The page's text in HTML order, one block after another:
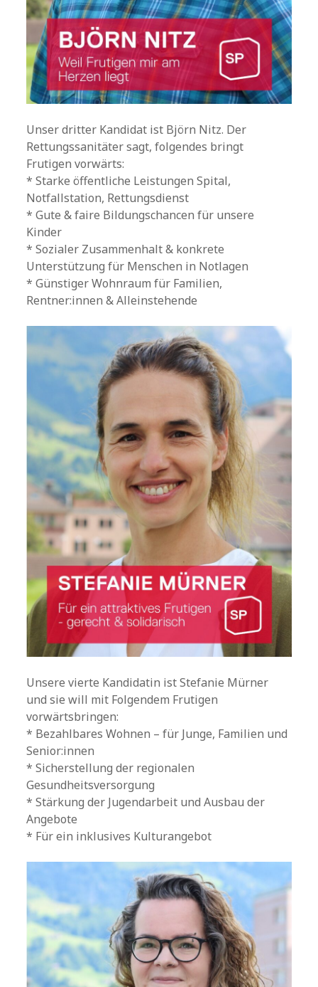
Unser dritter Kandidat ist Björn Nitz. Der
Rettungssanitäter sagt, folgendes bringt
Frutigen vorwärts:
* Starke öffentliche Leistungen Spital,
Notfallstation, Rettungsdienst
* Gute & faire Bildungschancen für unsere
Kinder
* Sozialer Zusammenhalt & konkrete
Unterstützung für Menschen in Notlagen
* Günstiger Wohnraum für Familien,
Rentner:innen & Alleinstehende
Unsere vierte Kandidatin ist Stefanie Mürner
und sie will mit Folgendem Frutigen
vorwärtsbringen:
* Bezahlbares Wohnen – für Junge, Familien und
Senior:innen
* Sicherstellung der regionalen
Gesundheitsversorgung
* Stärkung der Jugendarbeit und Ausbau der
Angebote
* Für ein inklusives Kulturangebot